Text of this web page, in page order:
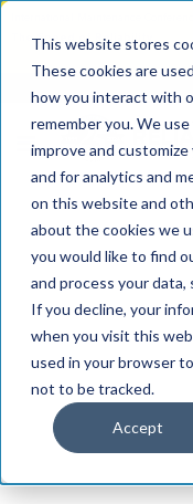
This website stores
These cookies are
how you interact with
remember you. We
improve and
and for analytics and
on this website and
about the cookies we
you would like to find
and process your data,
If you decline, your
when you visit this
used in your browser
not to be tracked.
Accept
The Speed of Reliability